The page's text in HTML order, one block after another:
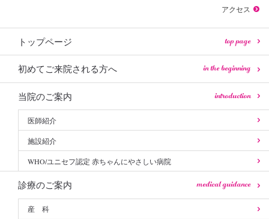
アクセス
トップページ top page
初めてご来院される方へ in the beginning
当院のご案内 introduction
医師紹介
施設紹介
WHO/ユニセフ認定 赤ちゃんにやさしい病院
診療のご案内 medical guidance
産 科